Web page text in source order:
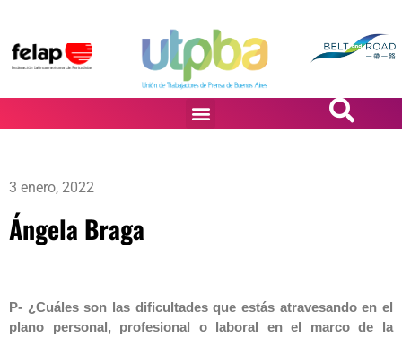
3 enero, 2022
Ángela Braga
P- ¿Cuáles son las dificultades que estás atravesando en el
plano personal, profesional o laboral en el marco de la